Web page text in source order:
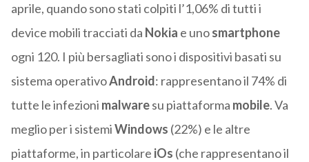
aprile, quando sono stati colpiti l’1,06% di tutti i
device mobili tracciati da Nokia e unosmartphone
ogni 120. I più bersagliati sono i dispositivi basati su
sistema operativoAndroid: rappresentano il 74% di
tutte le infezioni malwaresu piattaforma mobile. Va
meglio per i sistemiWindows (22%) e le altre
piattaforme, in particolare iOs (che rappresentano il